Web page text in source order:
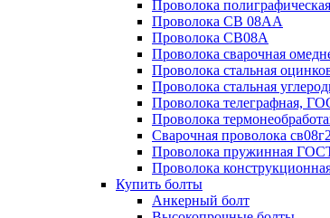
Проволока
Проволока СВ 08АА
Проволока СВ08А
Проволока сварочная
Проволока стальная
Проволока стальная
Проволока телеграфная,
Проволока
Сварочная проволока
Проволока пружинная
Проволока
Купить болты
Анкерный болт